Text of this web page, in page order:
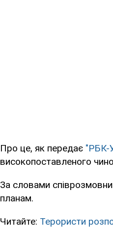
Про це, як передає "РБК-
високопоставленого
За словами
планам.
Читайте: Терористи